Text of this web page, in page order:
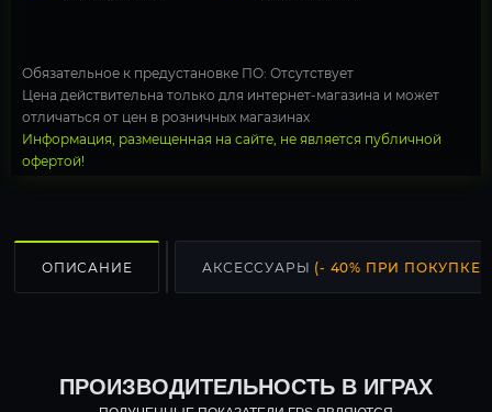
Обязательное к предустановке ПО: Отсутствует
Цена действительна только для интернет-магазина и может
отличаться от цен в розничных магазинах
Информация, размещенная на сайте, не является публичной
офертой!
ОПИСАНИЕ АКСЕССУАРЫ (- 40% ПРИ ПОКУПКЕ
ПРОИЗВОДИТЕЛЬНОСТЬ В ИГРАХ